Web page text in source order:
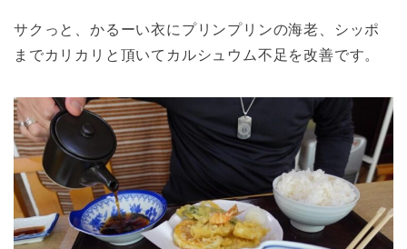
サクっと、かるーい衣にプリンプリンの海老、シッポ
までカリカリと頂いてカルシュウム不足を改善です。